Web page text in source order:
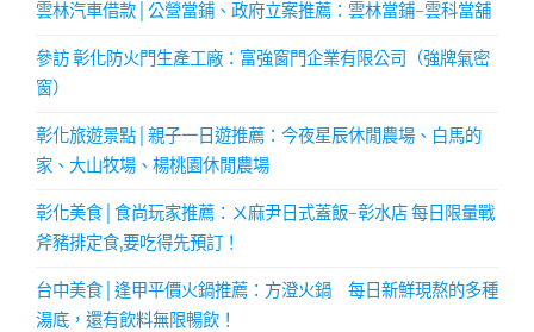
雲林汽車借款│公營當鋪、政府立案推薦：雲林當鋪-雲科當舖
參訪 彰化防火門生產工廠：富強窗門企業有限公司（強牌氣密
窗）
彰化旅遊景點│親子一日遊推薦：今夜星辰休閒農場、白馬的
家、大山牧場、楊桃園休閒農場
彰化美食│食尚玩家推薦：ㄨ麻尹日式蓋飯-彰水店 每日限量戰
斧豬排定食,要吃得先預訂！
台中美食│逢甲平價火鍋推薦：方澄火鍋 每日新鮮現熬的多種
湯底，還有飲料無限暢飲！